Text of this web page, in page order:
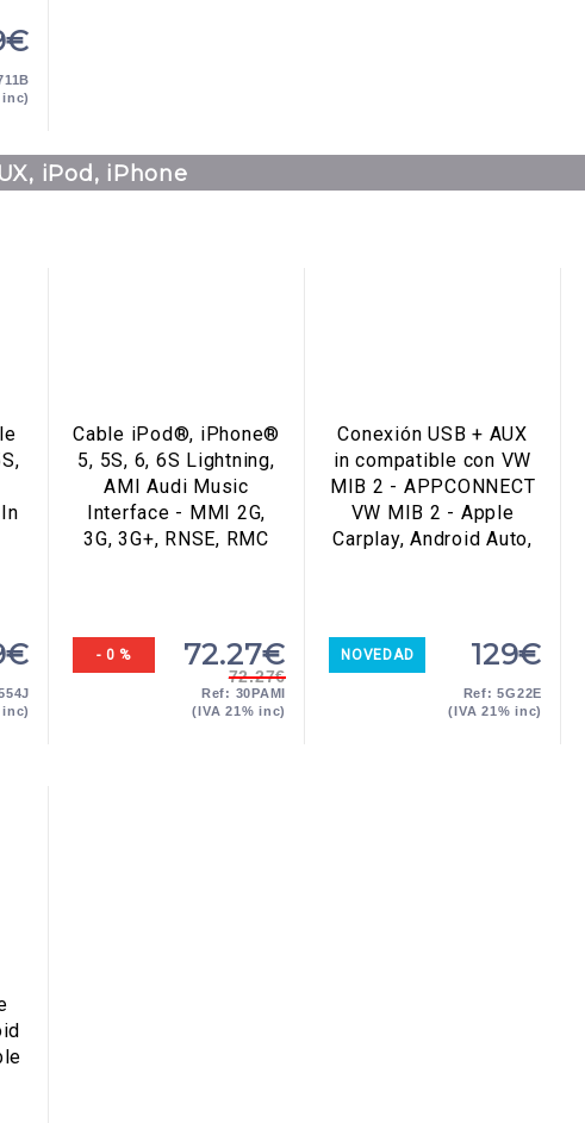
inc)
iPod, iPhone
inc)
- 0 %
Cable iPod®, iPhone®
5, 5S, 6, 6S Lightning,
AMI Audi Music
Interface - MMI 2G,
3G, 3G+, RNSE, RMC
72.27€
72.27€
Ref: 30PAMI
(IVA 21% inc)
NOVEDAD
Conexión USB + AUX
in compatible con VW
MIB 2 - APPCONNECT
VW MIB 2 - Apple
Carplay, Android Auto,
129€
Ref: 5G22E
(IVA 21% inc)